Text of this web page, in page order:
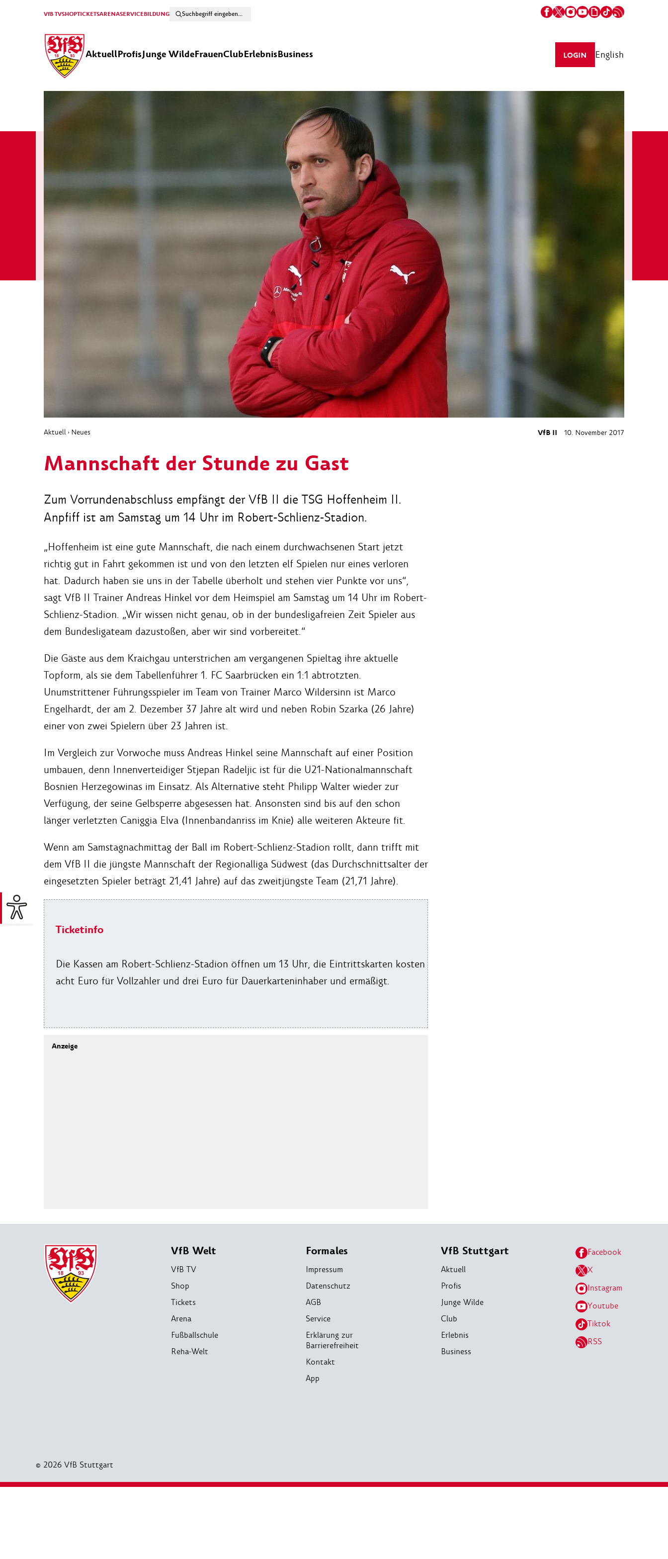
VfB TVSHOPTICKETSARENASERVICEBILDUNG
AktuellProfisJunge WildeFrauenClubErlebnisBusiness LOGIN English
Aktuell › Neues VfB II 10. November 2017
Mannschaft der Stunde zu Gast
Zum Vorrundenabschluss empfängt der VfB II die TSG Hoffenheim II.
Anpfiff ist am Samstag um 14 Uhr im Robert-Schlienz-Stadion.
„Hoffenheim ist eine gute Mannschaft, die nach einem durchwachsenen Start jetzt
richtig gut in Fahrt gekommen ist und von den letzten elf Spielen nur eines verloren
hat. Dadurch haben sie uns in der Tabelle überholt und stehen vier Punkte vor uns“,
sagt VfB II Trainer Andreas Hinkel vor dem Heimspiel am Samstag um 14 Uhr im Robert-
Schlienz-Stadion. „Wir wissen nicht genau, ob in der bundesligafreien Zeit Spieler aus
dem Bundesligateam dazustoßen, aber wir sind vorbereitet.“
Die Gäste aus dem Kraichgau unterstrichen am vergangenen Spieltag ihre aktuelle
Topform, als sie dem Tabellenführer 1. FC Saarbrücken ein 1:1 abtrotzten.
Unumstrittener Führungsspieler im Team von Trainer Marco Wildersinn ist Marco
Engelhardt, der am 2. Dezember 37 Jahre alt wird und neben Robin Szarka (26 Jahre)
einer von zwei Spielern über 23 Jahren ist.
Im Vergleich zur Vorwoche muss Andreas Hinkel seine Mannschaft auf einer Position
umbauen, denn Innenverteidiger Stjepan Radeljic ist für die U21-Nationalmannschaft
Bosnien Herzegowinas im Einsatz. Als Alternative steht Philipp Walter wieder zur
Verfügung, der seine Gelbsperre abgesessen hat. Ansonsten sind bis auf den schon
länger verletzten Caniggia Elva (Innenbandanriss im Knie) alle weiteren Akteure fit.
Wenn am Samstagnachmittag der Ball im Robert-Schlienz-Stadion rollt, dann trifft mit
dem VfB II die jüngste Mannschaft der Regionalliga Südwest (das Durchschnittsalter der
eingesetzten Spieler beträgt 21,41 Jahre) auf das zweitjüngste Team (21,71 Jahre).
Ticketinfo
Die Kassen am Robert-Schlienz-Stadion öffnen um 13 Uhr, die Eintrittskarten kosten
acht Euro für Vollzahler und drei Euro für Dauerkarteninhaber und ermäßigt.
VfB Welt
VfB TV
Shop
Tickets
Arena
Fußballschule
Reha-Welt
Formales
Impressum
Datenschutz
AGB
Service
Erklärung zur
Barrierefreiheit
Kontakt
App
VfB Stuttgart
Aktuell
Profis
Junge Wilde
Club
Erlebnis
Business
Facebook
X
Instagram
Youtube
Tiktok
RSS
© 2026 VfB Stuttgart